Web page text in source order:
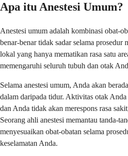
Apa itu Anestesi Umum?
Anestesi umum adalah kombinasi obat-
benar-benar tidak sadar selama prosedur
lokal yang hanya mematikan rasa satu
memengaruhi seluruh tubuh dan otak
Selama anestesi umum, Anda akan
dalam daripada tidur. Aktivitas otak
dan Anda tidak akan merespons rasa
Seorang ahli anestesi memantau tanda-
menyesuaikan obat-obatan selama
keselamatan Anda.